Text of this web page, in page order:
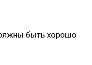
быть хорошо